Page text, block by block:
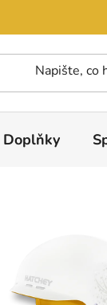
Doplňky